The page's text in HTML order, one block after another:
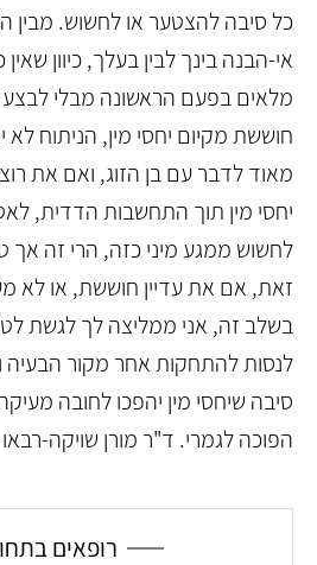
כל סיבה להצטער או לחשוש. מבין
אי-הבנה בינך לבין בעלך, כיוון
מלאים בפעם הראשונה מבלי
חוששת מקיום יחסי מין, הניתוח
מאוד לדבר עם בן הזוג, ואם את
יחסי מין תוך התחשבות הדדית,
לחשוש ממגע מיני כזה, הרי זה אך
זאת, אם את עדיין חוששת, או לא
בשלב זה, אני ממליצה לך לגשת
לנסות להתחקות אחר מקור הבעיה
סיבה שיחסי מין יהפכו לחובה
הפוכה לגמרי. ד"ר מורן שויקה-
רופאים